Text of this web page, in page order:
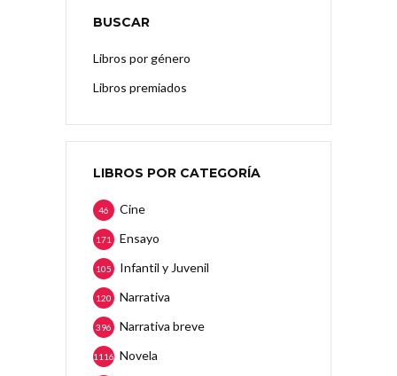
BUSCAR
Libros por género
Libros premiados
LIBROS POR CATEGORÍA
Cine
46
Ensayo
171
Infantil y Juvenil
105
Narrativa
120
Narrativa breve
396
Novela
1116